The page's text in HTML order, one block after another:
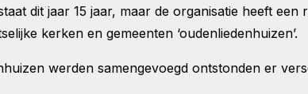
dit jaar 15 jaar, maar de organisatie heeft
kerken en gemeenten ‘oudenliedenhuizen’.
werden samengevoegd ontstonden er